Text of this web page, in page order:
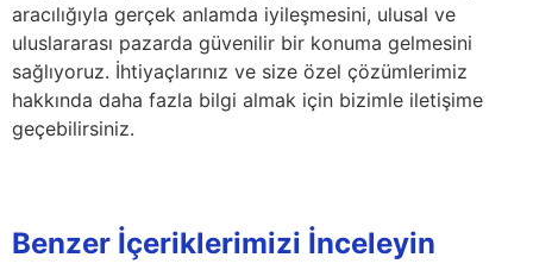
aracılığıyla gerçek anlamda iyileşmesini, ulusal ve
uluslararası pazarda güvenilir bir konuma gelmesini
sağlıyoruz. İhtiyaçlarınız ve size özel çözümlerimiz
hakkında daha fazla bilgi almak için bizimle iletişime
geçebilirsiniz.
Benzer İçeriklerimizi İnceleyin